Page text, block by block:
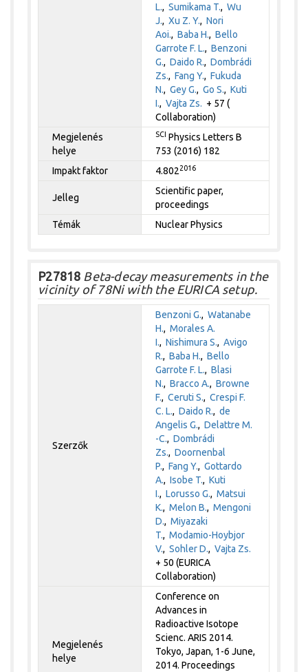
L.,Sumikama T.,Wu
J.,Xu Z. Y.,Nori
Aoi.,Baba H.,Bello
Garrote F. L.,Benzoni
G.,Daido R.,Dombrádi
Zs.,Fang Y.,Fukuda
N.,Gey G.,Go S.,Kuti
I.,Vajta Zs. + 57 (
Collaboration)
Megjelenés
helye
SCI Physics Letters B
753 (2016) 182
Impakt faktor
4.8022016
Jelleg
Scientific paper,
proceedings
Témák
Nuclear Physics
P27818 Beta-decay measurements in the
vicinity of 78Ni with the EURICA setup.
Szerzők
Benzoni G.,Watanabe
H.,Morales A.
I.,Nishimura S.,Avigo
R.,Baba H.,Bello
Garrote F. L.,Blasi
N.,Bracco A.,Browne
F.,Ceruti S.,Crespi F.
C. L.,Daido R.,de
Angelis G.,Delattre M.
-C.,Dombrádi
Zs.,Doornenbal
P.,Fang Y.,Gottardo
A.,Isobe T.,Kuti
I.,Lorusso G.,Matsui
K.,Melon B.,Mengoni
D.,Miyazaki
T.,Modamio-Hoybjor
V.,Sohler D.,Vajta Zs.
+ 50 (EURICA
Collaboration)
Megjelenés
helye
Conference on
Advances in
Radioactive Isotope
Scienc. ARIS 2014.
Tokyo, Japan, 1-6 June,
2014. Proceedings